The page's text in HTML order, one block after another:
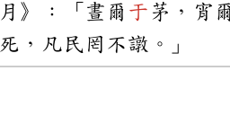
》：「晝爾 于 茅，宵
，凡民罔不譈。」